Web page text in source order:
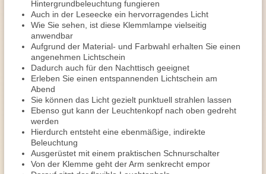
Hintergrundbeleuchtung fungieren
Auch in der Leseecke ein hervorragendes Licht
Wie Sie sehen, ist diese Klemmlampe vielseitig
anwendbar
Aufgrund der Material- und Farbwahl erhalten Sie einen
angenehmen Lichtschein
Dadurch auch für den Nachttisch geeignet
Erleben Sie einen entspannenden Lichtschein am
Abend
Sie können das Licht gezielt punktuell strahlen lassen
Ebenso gut kann der Leuchtenkopf nach oben gedreht
werden
Hierdurch entsteht eine ebenmäßige, indirekte
Beleuchtung
Ausgerüstet mit einem praktischen Schnurschalter
Von der Klemme geht der Arm senkrecht empor